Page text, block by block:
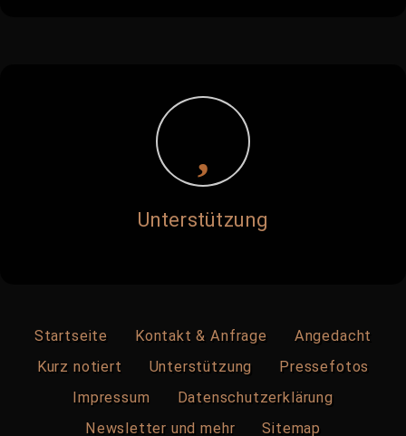
Unterstützung
Startseite Kontakt & Anfrage
Angedacht
Kurz notiert
Unterstützung
Pressefotos
Impressum
Datenschutzerklärung
Newsletter und mehr
Sitemap